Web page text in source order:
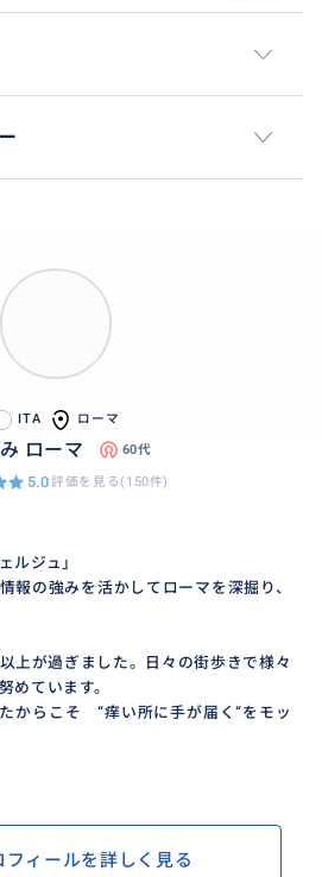
ITA ローマ
ローマ 60代
5.0評価を見る(150件)
ルジュ」
報の強みを活かしてローマを深掘り、
上が過ぎました。日々の街歩きで様々
めています。
からこそ “痒い所に手が届く“をモッ
フィールを詳しく見る